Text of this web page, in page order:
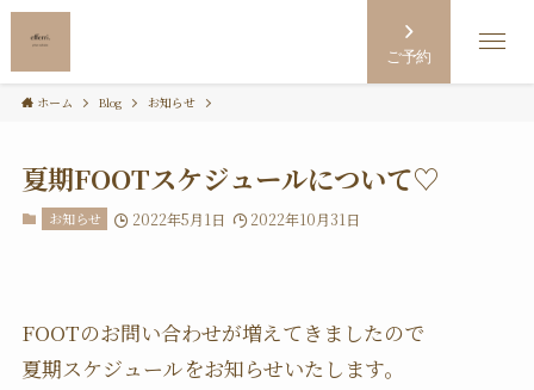
ご予約
ホーム Blog お知らせ
夏期FOOTスケジュールについて♡
お知らせ 2022年5月1日 2022年10月31日
FOOTのお問い合わせが増えてきましたので
夏期スケジュールをお知らせいたします。